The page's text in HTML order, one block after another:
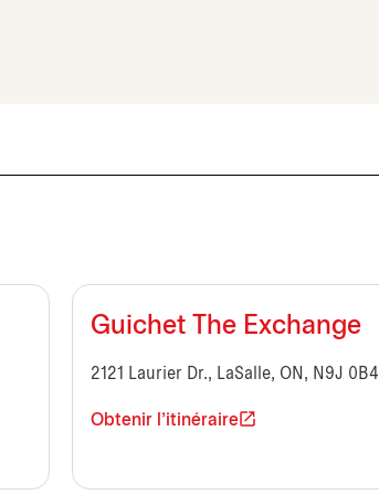
Guichet The Exchange
2121 Laurier Dr., LaSalle, ON, N9J 0B4
Obtenir l'itinéraire